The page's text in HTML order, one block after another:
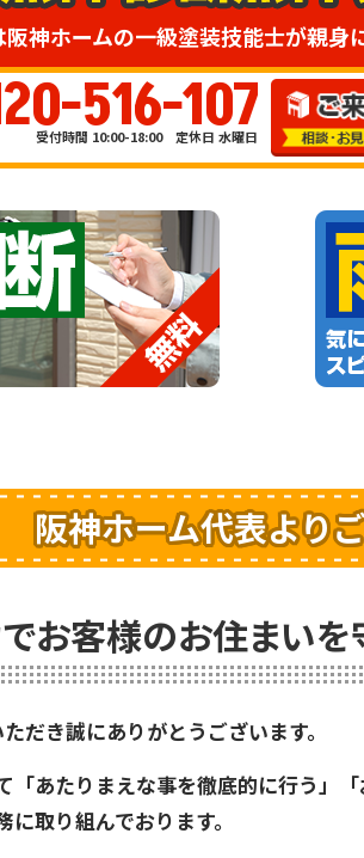
神ホームの一級塗装技能士が親身
516-107
受付時間 10:00-18:00 定休日 水曜日
阪神ホーム代表より
お客様のお住まいを
だき誠にありがとうございます。
「あたりまえな事を徹底的に行う」
取り組んでおります。